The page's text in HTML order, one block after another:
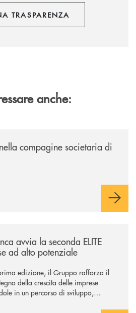
TRASPARENZA
anche:
compagine societaria di
avvia la seconda ELITE
ad alto potenziale
edizione, il Gruppo rafforza il
della crescita delle imprese
in un percorso di sviluppo,